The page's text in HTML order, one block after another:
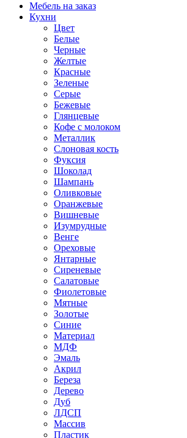
Мебель на заказ
Кухни
Цвет
Белые
Черные
Желтые
Красные
Зеленые
Серые
Бежевые
Глянцевые
Кофе с молоком
Металлик
Слоновая кость
Фуксия
Шоколад
Шампань
Оливковые
Оранжевые
Вишневые
Изумрудные
Венге
Ореховые
Янтарные
Сиреневые
Салатовые
Фиолетовые
Мятные
Золотые
Синие
Материал
МДФ
Эмаль
Акрил
Береза
Дерево
Дуб
ЛДСП
Массив
Пластик